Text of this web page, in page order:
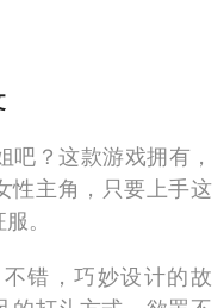
？这款游戏拥有，
性主角，只要上手这
。
错，巧妙设计的故